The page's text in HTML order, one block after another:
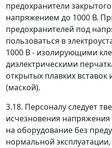
предохранители
напряжением до 1000 В.
предохранителей под
пользоваться в
1000 В - изолирующими
диэлектрическими
открытых плавких
(маской).
3.18. Персоналу следует
исчезновения
на оборудование без
нормальной